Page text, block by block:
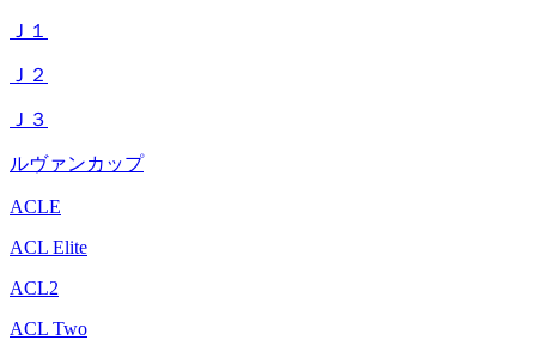
Ｊ１
Ｊ２
Ｊ３
ルヴァンカップ
ACLE
ACL Elite
ACL2
ACL Two